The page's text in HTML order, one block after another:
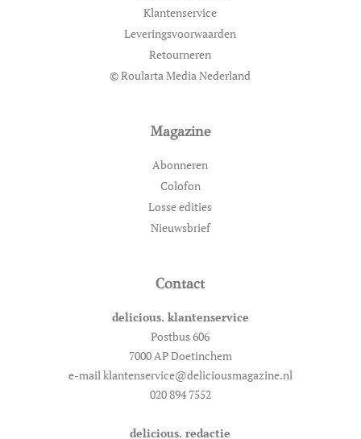
Klantenservice
Leveringsvoorwaarden
Retourneren
© Roularta Media Nederland
Magazine
Abonneren
Colofon
Losse edities
Nieuwsbrief
Contact
delicious. klantenservice
Postbus 606
7000 AP Doetinchem
e-mail klantenservice@deliciousmagazine.nl
020 894 7552
delicious. redactie